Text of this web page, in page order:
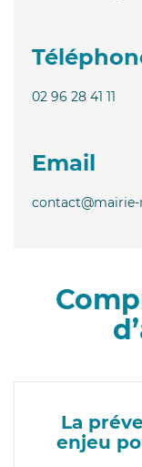
02 96 28 41 11
Email
La
enjeu